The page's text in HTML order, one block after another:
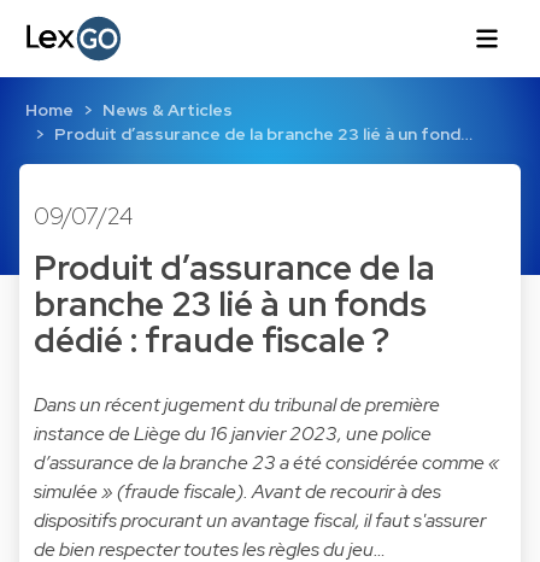
Home
News & Articles
Produit d’assurance de la branche 23 lié à un fond…
09/07/24
Produit d’assurance de la
branche 23 lié à un fonds
dédié : fraude fiscale ?
Dans un récent jugement du tribunal de première
instance de Liège du 16 janvier 2023, une police
d’assurance de la branche 23 a été considérée comme «
simulée » (fraude fiscale). Avant de recourir à des
dispositifs procurant un avantage fiscal, il faut s'assurer
de bien respecter toutes les règles du jeu…